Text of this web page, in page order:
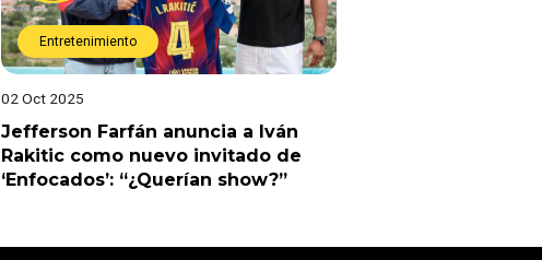
Entretenimiento
02 Oct 2025
Jefferson Farfán anuncia a Iván
Rakitic como nuevo invitado de
‘Enfocados’: “¿Querían show?”